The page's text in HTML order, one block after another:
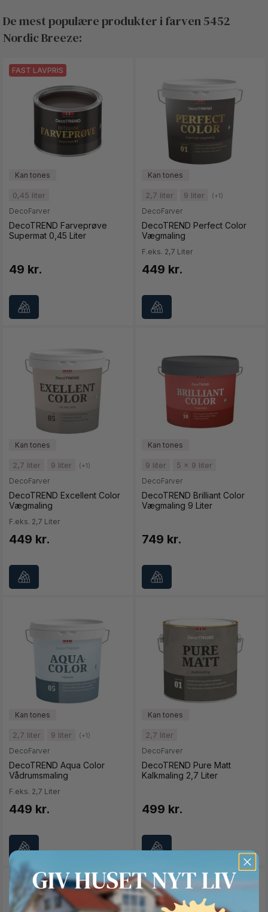
De mest populære produkter i farven 5452
Nordic Breeze:
FAST LAVPRIS
0,45 liter
DecoFarver
DecoTREND Farveprøve
Supermat 0,45 Liter
49 kr.
2,7 liter 9 liter (+1)
DecoFarver
DecoTREND Perfect Color
Vægmaling
F.eks. 2,7 Liter
449 kr.
2,7 liter 9 liter (+1)
DecoFarver
DecoTREND Excellent Color
Vægmaling
F.eks. 2,7 Liter
449 kr.
9 liter 5 x 9 liter
DecoFarver
DecoTREND Brilliant Color
Vægmaling 9 Liter
749 kr.
2,7 liter 9 liter (+1)
DecoFarver
DecoTREND Aqua Color
Vådrumsmaling
F.eks. 2,7 Liter
449 kr.
2,7 liter
DecoFarver
DecoTREND Pure Matt
Kalkmaling 2,7 Liter
499 kr.
SPAR 36%